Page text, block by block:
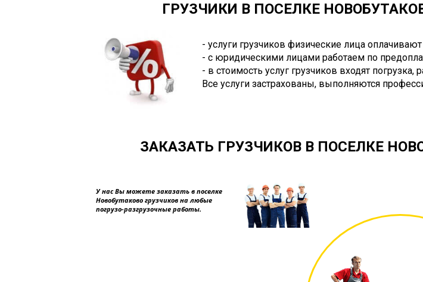
ГРУЗЧИКИ В ПОСЕЛКЕ
- услуги грузчиков физические лица
- с юридическими лицами работаем по
- в стоимость услуг грузчиков входят погрузка,
Все услуги застрахованы, выполняются
ЗАКАЗАТЬ ГРУЗЧИКОВ В ПОСЕЛКЕ
У нас Вы можете заказать в поселке
Новобутаково грузчиков на любые
погрузо-разгрузочные работы.